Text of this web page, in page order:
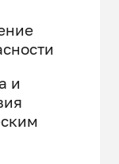
и